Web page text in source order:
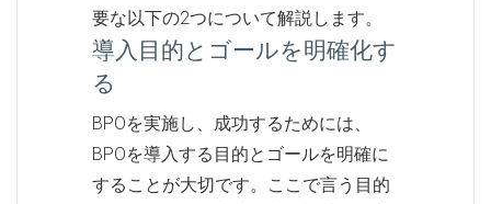
要な以下の2つについて解説します。
導入目的とゴールを明確化す
る
BPOを実施し、成功するためには、
BPOを導入する目的とゴールを明確に
することが大切です。ここで言う目的